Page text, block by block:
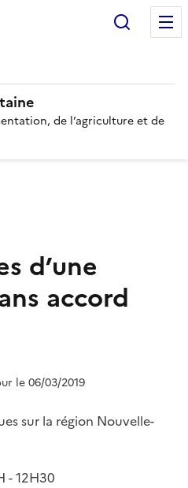
de l’agriculture et de
d’une
accord
le 06/03/2019
sur la région Nouvelle-
- 12H30